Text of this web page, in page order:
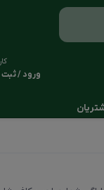
ورود / ثبت